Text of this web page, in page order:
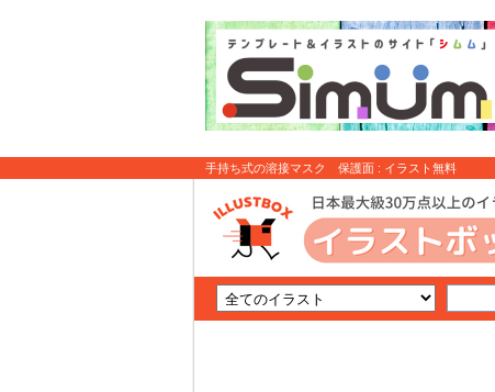
手持ち式の溶接マスク 保護面 : イラスト無料